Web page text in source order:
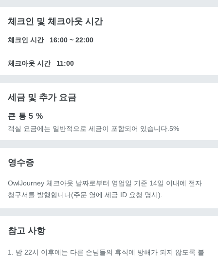
체크인 및 체크아웃 시간
체크인 시간 16:00 ~ 22:00
체크아웃 시간 11:00
세금 및 추가 요금
큰 통5 %
객실 요금에는 일반적으로 세금이 포함되어 있습니다.5%
영수증
OwlJourney 체크아웃 날짜로부터 영업일 기준 14일 이내에 전자
청구서를 발행합니다(주문 열에 세금 ID 요청 명시).
참고 사항
1. 밤 22시 이후에는 다른 손님들의 휴식에 방해가 되지 않도록 볼